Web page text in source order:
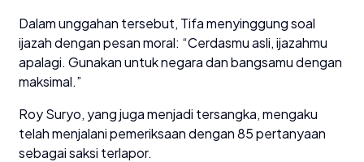
Dalam unggahan tersebut, Tifa menyinggung soal
ijazah dengan pesan moral: “Cerdasmu asli, ijazahmu
apalagi. Gunakan untuk negara dan bangsamu dengan
maksimal.”
Roy Suryo, yang juga menjadi tersangka, mengaku
telah menjalani pemeriksaan dengan 85 pertanyaan
sebagai saksi terlapor.